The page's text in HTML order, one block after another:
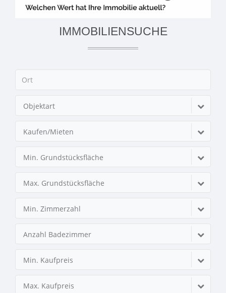
IMMOBILIENSUCHE
Objektart
Kaufen/Mieten
Min. Grundstücksfläche
Max. Grundstücksfläche
Min. Zimmerzahl
Anzahl Badezimmer
Min. Kaufpreis
Max. Kaufpreis